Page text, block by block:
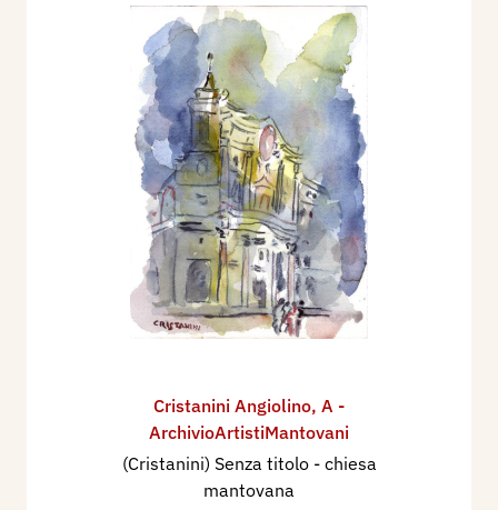
Cristanini Angiolino, A -
ArchivioArtistiMantovani
(Cristanini) Senza titolo - chiesa
mantovana